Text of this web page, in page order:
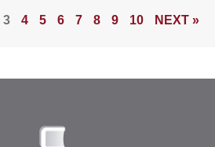
3 4 5 6 7 8 9 10 NEXT »